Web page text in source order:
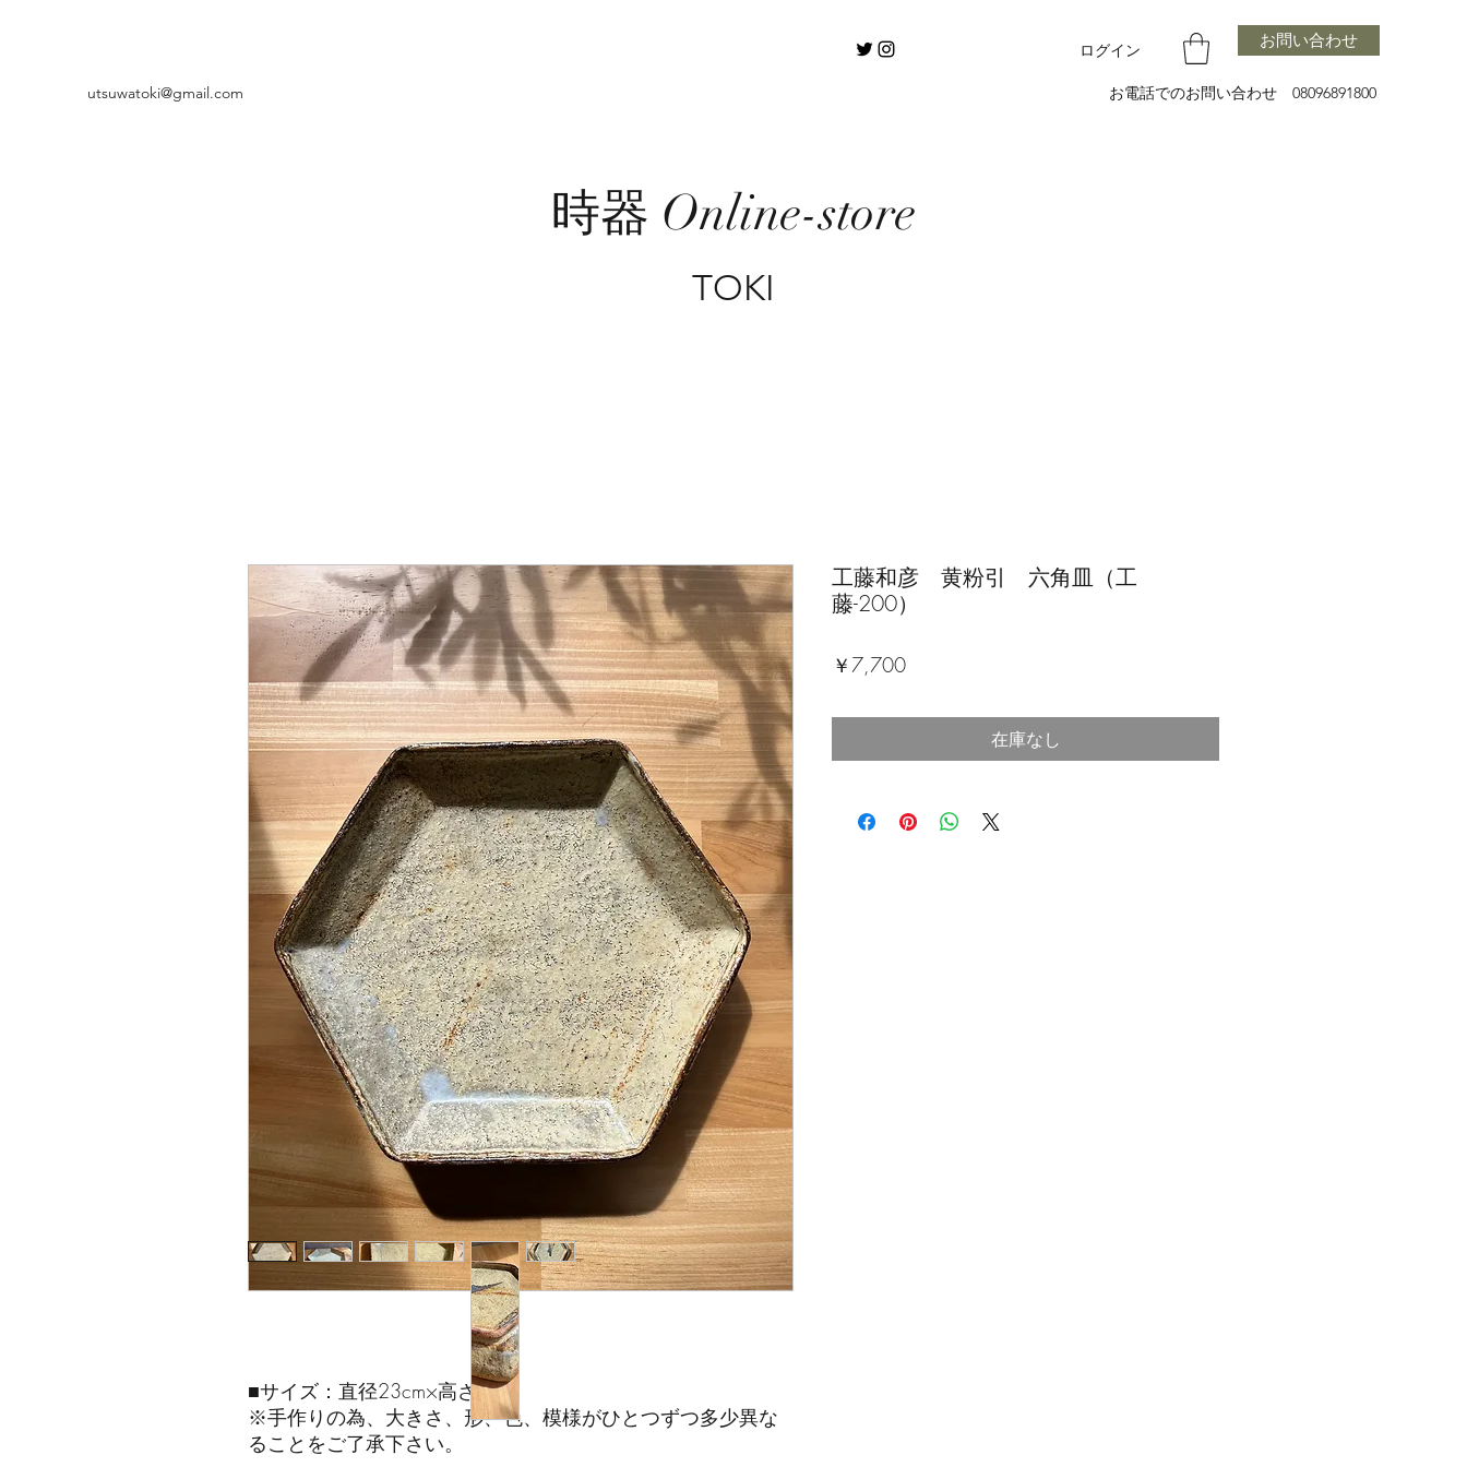
ログイン お問い合わせ
utsuwatoki@gmail.com お電話でのお問い合わせ 08096891800
TOKI
時器 Online-store
■サイズ：直径23cm×高さ4cm
※手作りの為、大きさ、形、色、模様がひとつずつ多少異な
ることをご了承下さい。
工藤和彦 黄粉引 六角皿（工
藤-200）
￥7,700価
在庫なし